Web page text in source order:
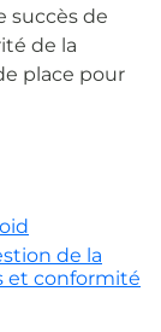
succès de
de la
place pour
de la
et conformité